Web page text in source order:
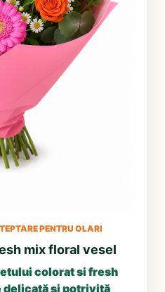
PENTRU OLARI
mix floral vesel
colorat si fresh
delicată și potrivită